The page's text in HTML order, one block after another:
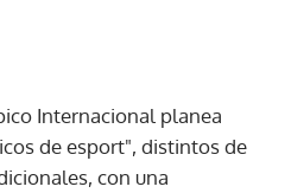
Internacional planea
de esport", distintos de
con una